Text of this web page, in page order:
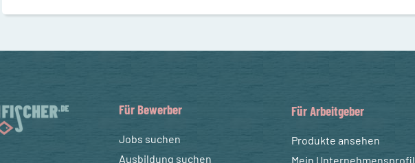
Für Bewerber
Jobs suchen
Ausbildung suchen
Für Arbeitgeber
Produkte ansehen
Mein Unternehmensprofil